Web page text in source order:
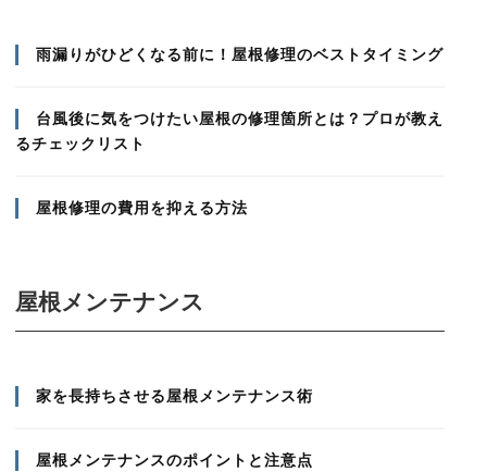
雨漏りがひどくなる前に！屋根修理のベストタイミング
台風後に気をつけたい屋根の修理箇所とは？プロが教え
るチェックリスト
屋根修理の費用を抑える方法
屋根メンテナンス
家を長持ちさせる屋根メンテナンス術
屋根メンテナンスのポイントと注意点